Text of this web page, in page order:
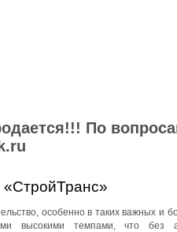
По
особенно в таких важных и
высокими темпами, что без